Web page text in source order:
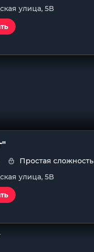
улица, 5В
Простая сложность
улица, 5В